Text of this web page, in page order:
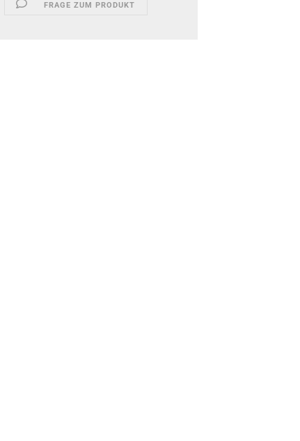
FRAGE ZUM PRODUKT